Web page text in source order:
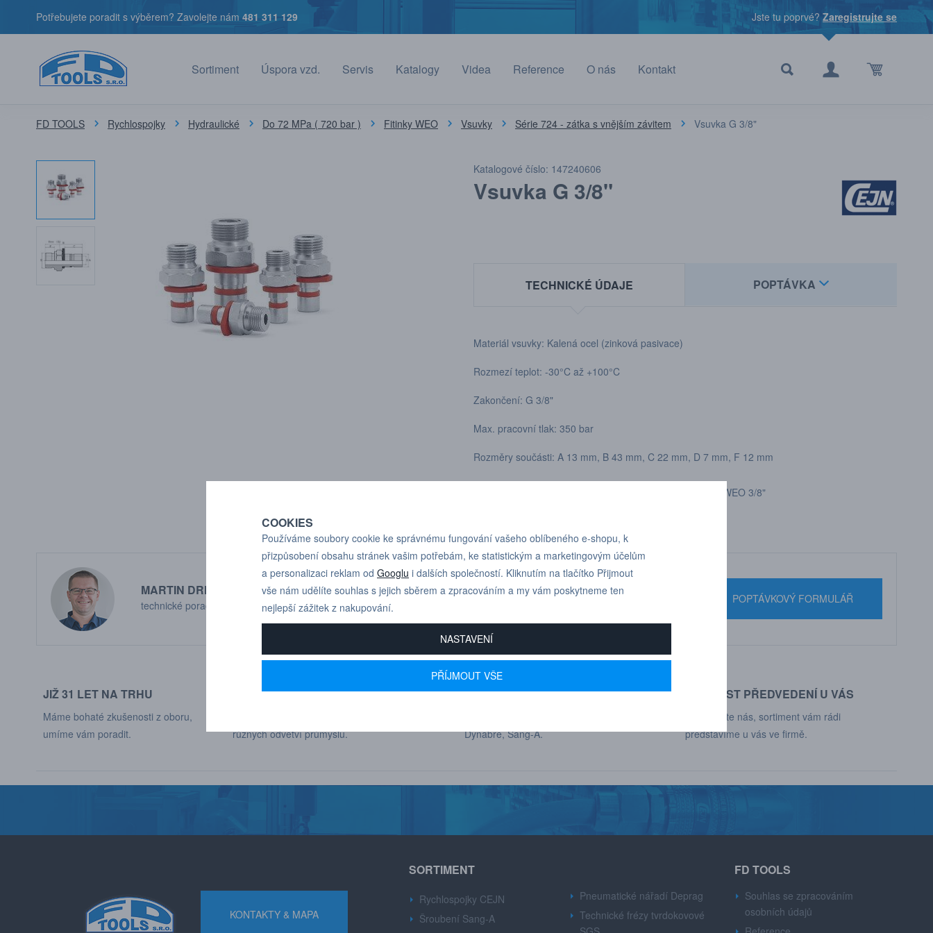
Potřebujete poradit s výběrem? Zavolejte nám 481 311 129 Jste tu poprvé? Zaregistrujte se
Sortiment Úspora vzd. Servis Katalogy Videa Reference O nás Kontakt
FD TOOLS Rychlospojky Hydraulické Do 72 MPa ( 720 bar ) Fitinky WEO Vsuvky Série 724 - zátka s vnějším závitem Vsuvka G 3/8"
Katalogové číslo: 147240606
Vsuvka G 3/8"
TECHNICKÉ ÚDAJE POPTÁVKA
Materiál vsuvky: Kalená ocel (zinková pasivace)
Rozmezí teplot: -30°C až +100°C
Zakončení: G 3/8"
Max. pracovní tlak: 350 bar
Rozměry součásti: A 13 mm, B 43 mm, C 22 mm, D 7 mm, F 12 mm
WEO 3/8"
MARTIN DRHOLEC
technické poradenství
Pro technické dotazy
nebo poptávky volejte
+420 731 517 942 POPTÁVKOVÝ FORMULÁŘ
JIŽ 31 LET NA TRHU
Máme bohaté zkušenosti z oboru,
umíme vám poradit.
DODÁVÁME DO 600+ FIREM
různých odvětví průmyslu.
AUTORIZOVANÝ DEALER
Dynabre, Sang-A.
MOŽNOST PŘEDVEDENÍ U VÁS
Kontaktujte nás, sortiment vám rádi
představíme u vás ve firmě.
SORTIMENT
Rychlospojky CEJN
Šroubení Sang-A
Pneumatické nářadí Deprag
Technické frézy tvrdokovové
FD TOOLS
Souhlas se zpracováním
osobních údajů
KONTAKTY & MAPA
COOKIES
Používáme soubory cookie ke správnému fungování vašeho oblíbeného e-shopu, k
přizpůsobení obsahu stránek vašim potřebám, ke statistickým a marketingovým účelům
a personalizaci reklam od Googlu i dalších společností. Kliknutím na tlačítko Přijmout
vše nám udělíte souhlas s jejich sběrem a zpracováním a my vám poskytneme ten
nejlepší zážitek z nakupování.
NASTAVENÍ
PŘÍJMOUT VŠE